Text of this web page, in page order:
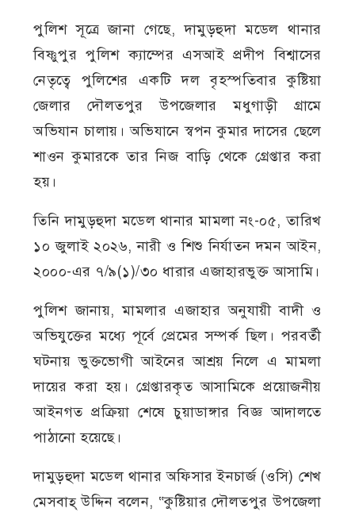
পুলিশ সূত্রে জানা গেছে, দামুড়হুদা মডেল থানার
বিষ্ণুপুর পুলিশ ক্যাম্পের এসআই প্রদীপ বিশ্বাসের
নেতৃত্বে পুলিশের একটি দল বৃহস্পতিবার কুষ্টিয়া
জেলার দৌলতপুর উপজেলার মধুগাড়ী গ্রামে
অভিযান চালায়। অভিযানে স্বপন কুমার দাসের ছেলে
শাওন কুমারকে তার নিজ বাড়ি থেকে গ্রেপ্তার করা
হয়।
তিনি দামুড়হুদা মডেল থানার মামলা নং-০৫, তারিখ
১০ জুলাই ২০২৬, নারী ও শিশু নির্যাতন দমন আইন,
২০০০-এর ৭/৯(১)/৩০ ধারার এজাহারভুক্ত আসামি।
পুলিশ জানায়, মামলার এজাহার অনুযায়ী বাদী ও
অভিযুক্তের মধ্যে পূর্বে প্রেমের সম্পর্ক ছিল। পরবর্তী
ঘটনায় ভুক্তভোগী আইনের আশ্রয় নিলে এ মামলা
দায়ের করা হয়। গ্রেপ্তারকৃত আসামিকে প্রয়োজনীয়
আইনগত প্রক্রিয়া শেষে চুয়াডাঙ্গার বিজ্ঞ আদালতে
পাঠানো হয়েছে।
দামুড়হুদা মডেল থানার অফিসার ইনচার্জ (ওসি) শেখ
মেসবাহ্ উদ্দিন বলেন, “কুষ্টিয়ার দৌলতপুর উপজেলা